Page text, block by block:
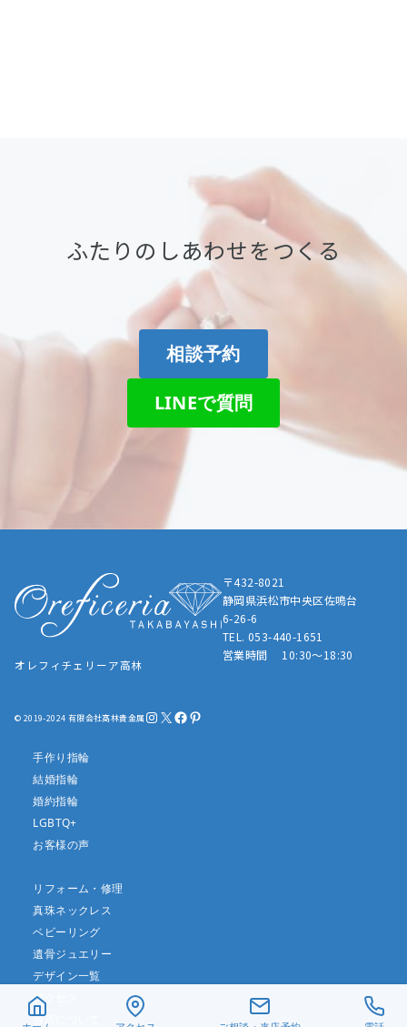
ふたりのしあわせをつくる
相談予約
LINEで質問
オレフィチェリーア高林
〒432-8021
静岡県浜松市中央区佐鳴台
6-26-6
TEL. 053-440-1651
営業時間 10:30～18:30
© 2019-2024 有限会社髙林貴金属InstagramX Facebook Pinterest
手作り指輪
結婚指輪
婚約指輪
LGBTQ+
お客様の声
リフォーム・修理
真珠ネックレス
ベビーリング
遺骨ジュエリー
デザイン一覧
アクセス
当店について